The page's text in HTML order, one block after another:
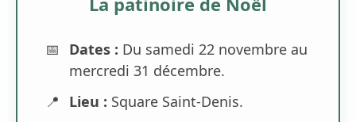
📅 Dates : Du samedi 22 novembre au
mercredi 31 décembre.
📍
Lieu : Square Saint-Denis.